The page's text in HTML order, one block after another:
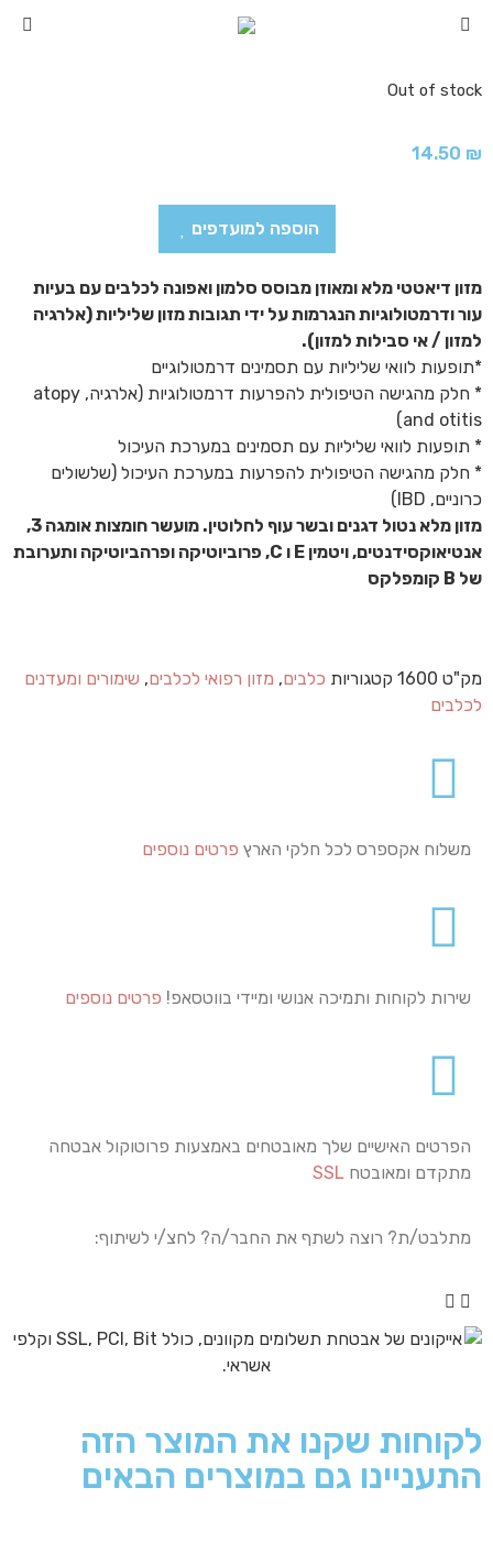
Out of stock
14.50 ₪
הוספה למועדפים
מזון דיאטטי מלא ומאוזן מבוסס סלמון ואפונה לכלבים עם בעיות
עור ודרמטולוגיות הנגרמות על ידי תגובות מזון שליליות (אלרגיה
למזון / אי סבילות למזון).
*תופעות לוואי שליליות עם תסמינים דרמטולוגיים
* חלק מהגישה הטיפולית להפרעות דרמטולוגיות (אלרגיה, atopy
and otitis)
* תופעות לוואי שליליות עם תסמינים במערכת העיכול
* חלק מהגישה הטיפולית להפרעות במערכת העיכול (שלשולים
כרוניים, IBD)
מזון מלא נטול דגנים ובשר עוף לחלוטין. מועשר חומצות אומגה 3,
אנטיאוקסידנטים, ויטמין E ו C, פרוביוטיקה ופרהביוטיקה ותערובת
של B קומפלקס
מק"ט 1600 קטגוריות כלבים, מזון רפואי לכלבים, שימורים ומעדנים
לכלבים
משלוח אקספרס לכל חלקי הארץ פרטים נוספים
שירות לקוחות ותמיכה אנושי ומיידי בווטסאפ! פרטים נוספים
הפרטים האישיים שלך מאובטחים באמצעות פרוטוקול אבטחה
מתקדם ומאובטח SSL
מתלבט/ת? רוצה לשתף את החבר/ה? לחצ/י לשיתוף:
לקוחות שקנו את המוצר הזה
התעניינו גם במוצרים הבאים